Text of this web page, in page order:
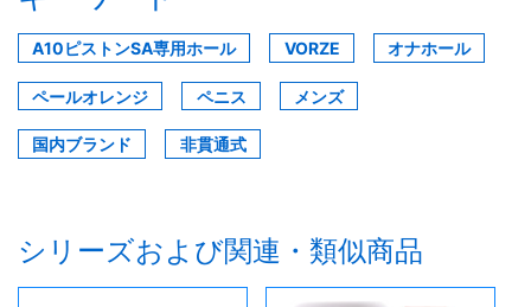
A10ピストンSA専用ホール VORZE オナホール
ペールオレンジ ペニス メンズ
国内ブランド 非貫通式
シリーズおよび関連・類似商品